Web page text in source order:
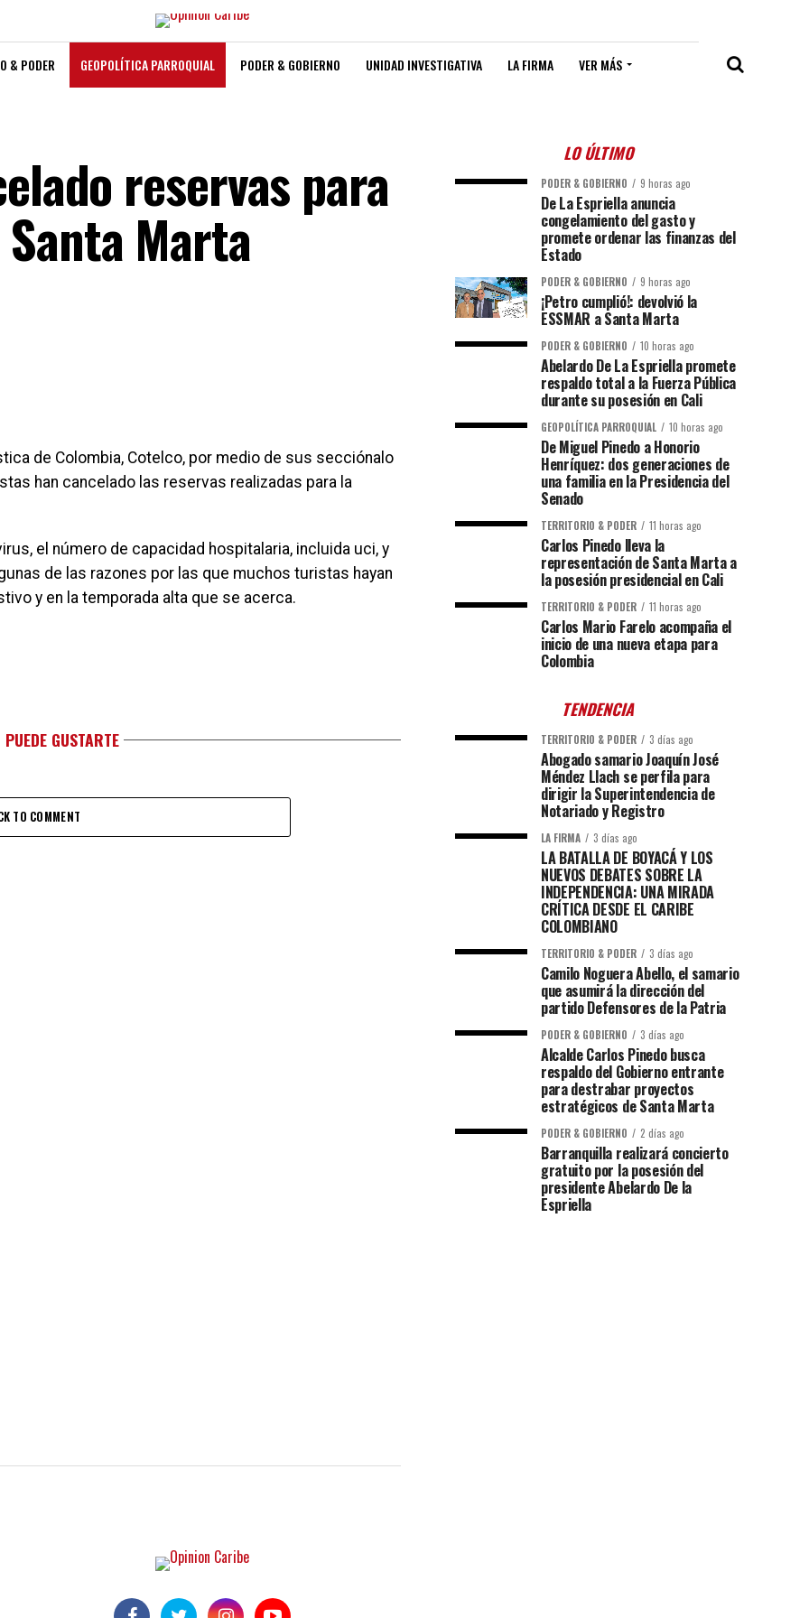
& PODER GEOPOLÍTICA PARROQUIAL PODER & GOBIERNO UNIDAD INVESTIGATIVA LA FIRMA VER MÁS
reservas para
Marta
de Colombia, Cotelco, por medio de sus secciónalo
han cancelado las reservas realizadas para la
el número de capacidad hospitalaria, incluida uci, y
de las razones por las que muchos turistas hayan
y en la temporada alta que se acerca.
GUSTARTE
TO COMMENT
LO ÚLTIMO
PODER & GOBIERNO 9 horas ago
De La Espriella anuncia
congelamiento del gasto y
promete ordenar las finanzas del
Estado
PODER & GOBIERNO 9 horas ago
¡Petro cumplió!: devolvió la
ESSMAR a Santa Marta
PODER & GOBIERNO 10 horas ago
Abelardo De La Espriella promete
respaldo total a la Fuerza Pública
durante su posesión en Cali
GEOPOLÍTICA PARROQUIAL 10 horas ago
De Miguel Pinedo a Honorio
Henríquez: dos generaciones de
una familia en la Presidencia del
Senado
TERRITORIO & PODER 11 horas ago
Carlos Pinedo lleva la
representación de Santa Marta a
la posesión presidencial en Cali
TERRITORIO & PODER 11 horas ago
Carlos Mario Farelo acompaña el
inicio de una nueva etapa para
Colombia
TENDENCIA
TERRITORIO & PODER 3 días ago
Abogado samario Joaquín José
Méndez Llach se perfila para
dirigir la Superintendencia de
Notariado y Registro
LA FIRMA 3 días ago
LA BATALLA DE BOYACÁ Y LOS
NUEVOS DEBATES SOBRE LA
INDEPENDENCIA: UNA MIRADA
CRÍTICA DESDE EL CARIBE
COLOMBIANO
TERRITORIO & PODER 3 días ago
Camilo Noguera Abello, el samario
que asumirá la dirección del
partido Defensores de la Patria
PODER & GOBIERNO 3 días ago
Alcalde Carlos Pinedo busca
respaldo del Gobierno entrante
para destrabar proyectos
estratégicos de Santa Marta
PODER & GOBIERNO 2 días ago
Barranquilla realizará concierto
gratuito por la posesión del
presidente Abelardo De la
Espriella